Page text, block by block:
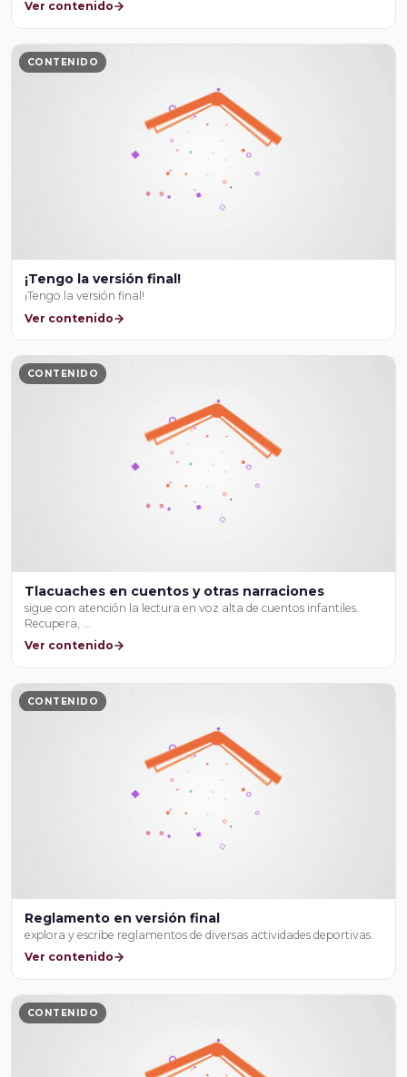
Ver contenido
CONTENIDO
¡Tengo la versión final!
¡Tengo la versión final!
Ver contenido
CONTENIDO
Tlacuaches en cuentos y otras narraciones
sigue con atención la lectura en voz alta de cuentos infantiles.
Recupera, …
Ver contenido
CONTENIDO
Reglamento en versión final
explora y escribe reglamentos de diversas actividades deportivas.
Ver contenido
CONTENIDO